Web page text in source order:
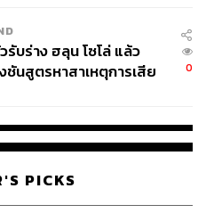
อาชีพนักพากย์เกมใน
การอีสปอร์ตไม่ต่างกับ
วชาญหลากหลายด้านในการ
บอลได้รับความนิยมมากที่สุด
รับร่าง ฮลุน โซโล่ แล้ว
ชันสูตรหาสาเหตุการเสีย
0
PICKS